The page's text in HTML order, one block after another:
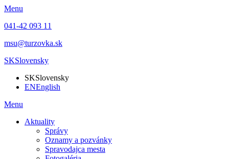
Menu
041-42 093 11
msu@turzovka.sk
SKSlovensky
SKSlovensky
ENEnglish
Menu
Aktuality
Správy
Oznamy a pozvánky
Spravodajca mesta